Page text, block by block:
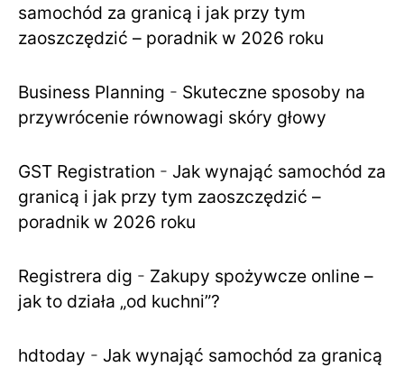
samochód za granicą i jak przy tym
zaoszczędzić – poradnik w 2026 roku
Business Planning - Skuteczne sposoby na
przywrócenie równowagi skóry głowy
GST Registration - Jak wynająć samochód za
granicą i jak przy tym zaoszczędzić –
poradnik w 2026 roku
Registrera dig - Zakupy spożywcze online –
jak to działa „od kuchni”?
hdtoday - Jak wynająć samochód za granicą